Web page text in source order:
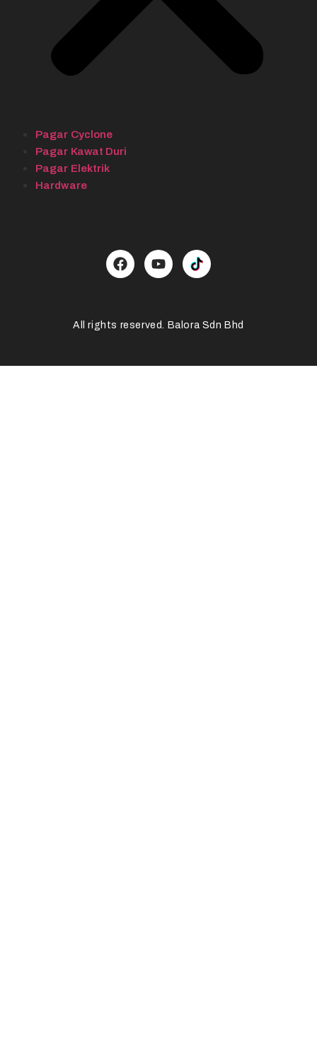
Pagar Cyclone
Pagar Kawat Duri
Pagar Elektrik
Hardware
All rights reserved. Balora Sdn Bhd